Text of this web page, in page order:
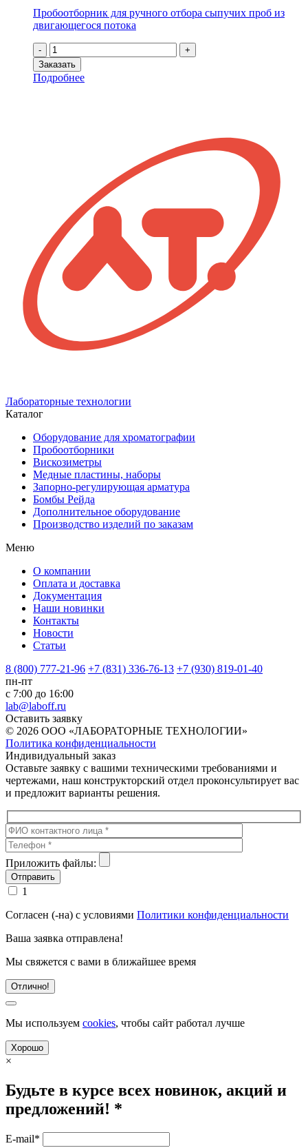
Пробоотборник для ручного отбора сыпучих проб из
двигающегося потока
-
Количество
товара
Ковш
(разовая
двигающегося
потока
+
Заказать
Подробнее
Лабораторные технологии
Каталог
Оборудование для хроматографии
Пробоотборники
Вискозиметры
Медные пластины, наборы
Запорно-регулирующая арматура
Бомбы Рейда
Дополнительное оборудование
Производство изделий по заказам
Меню
О компании
Оплата и доставка
Документация
Наши новинки
Контакты
Новости
Статьи
8 (800) 777-21-96 +7 (831) 336-76-13 +7 (930) 819-01-40
пн-пт
с 7:00 до 16:00
lab@laboff.ru
Оставить заявку
© 2026 ООО «ЛАБОРАТОРНЫЕ ТЕХНОЛОГИИ»
Политика конфиденциальности
Индивидуальный заказ
Оставьте заявку с вашими техническими требованиями и
чертежами, наш конструкторский отдел проконсультирует вас
и предложит варианты решения.
Приложить файлы:
1
Согласен (-на) с условиями Политики конфиденциальности
Ваша заявка отправлена!
Мы свяжется с вами в ближайшее время
Отлично!
Мы используем cookies, чтобы сайт работал лучше
Хорошо
×
Будьте в курсе всех новинок, акций и
предложений! *
E-mail*